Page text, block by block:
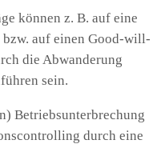
können z. B. auf eine
auf einen Good-will-
die Abwanderung
sein.
Betriebsunterbrechung
durch eine